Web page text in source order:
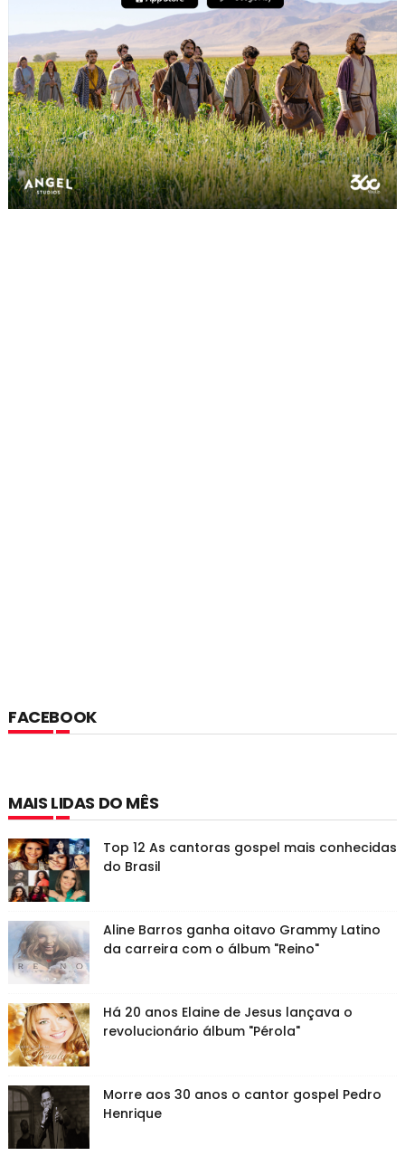
FACEBOOK
MAIS LIDAS DO MÊS
Top 12 As cantoras gospel mais conhecidas
do Brasil
Aline Barros ganha oitavo Grammy Latino
da carreira com o álbum "Reino"
Há 20 anos Elaine de Jesus lançava o
revolucionário álbum "Pérola"
Morre aos 30 anos o cantor gospel Pedro
Henrique